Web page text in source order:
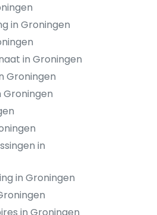
in Groningen
in Groningen
Groningen
Groningen
in
in Groningen